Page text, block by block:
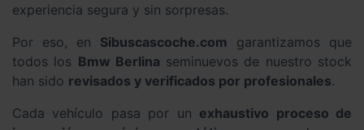
experiencia segura y sin sorpresas.
Por eso, en Sibuscascoche.com garantizamos que
todos los Bmw Berlina seminuevos de nuestro stock
han sido revisados y verificados por profesionales.
Cada vehículo pasa por un exhaustivo proceso de